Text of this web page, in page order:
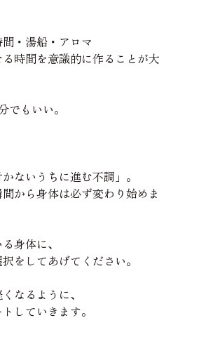
・湯船・アロマ
時間を意識的に作ることが大
でもいい。
ないうちに進む不調」。
から身体は必ず変わり始めま
身体に、
をしてあげてください。
なるように、
していきます。